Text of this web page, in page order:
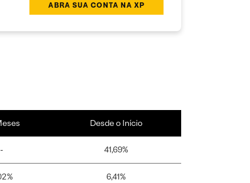
ABRA SUA CONTA NA XP
Desde o Início
- 41,69%
6,41%